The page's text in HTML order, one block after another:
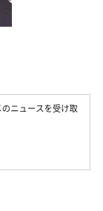
ニュースを受け取